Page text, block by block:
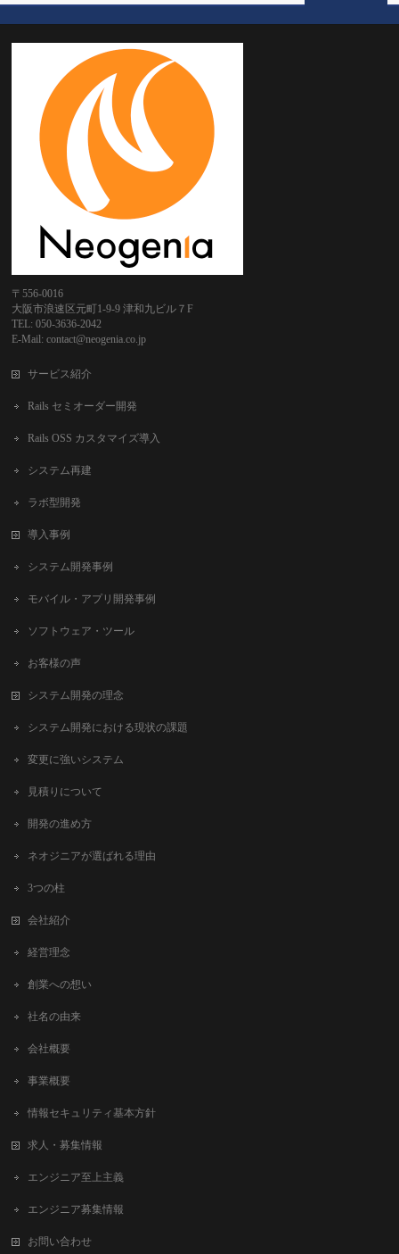
〒556-0016
大阪市浪速区元町1-9-9 津和九ビル７F
TEL: 050-3636-2042
E-Mail: contact@neogenia.co.jp
サービス紹介
Rails セミオーダー開発
Rails OSS カスタマイズ導入
システム再建
ラボ型開発
導入事例
システム開発事例
モバイル・アプリ開発事例
ソフトウェア・ツール
お客様の声
システム開発の理念
システム開発における現状の課題
変更に強いシステム
見積りについて
開発の進め方
ネオジニアが選ばれる理由
3つの柱
会社紹介
経営理念
創業への想い
社名の由来
会社概要
事業概要
情報セキュリティ基本方針
求人・募集情報
エンジニア至上主義
エンジニア募集情報
お問い合わせ